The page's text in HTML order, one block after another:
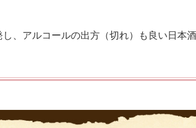
、アルコールの出方（切れ）も良い日本